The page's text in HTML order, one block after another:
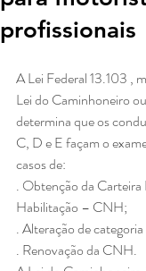
profissionais
A Lei Federal 13.103 ,
Lei do Caminhoneiro
determina que os
C, D e E façam o
casos de:
. Obtenção da Carteira
Habilitação – CNH;
. Alteração de
. Renovação da CNH.